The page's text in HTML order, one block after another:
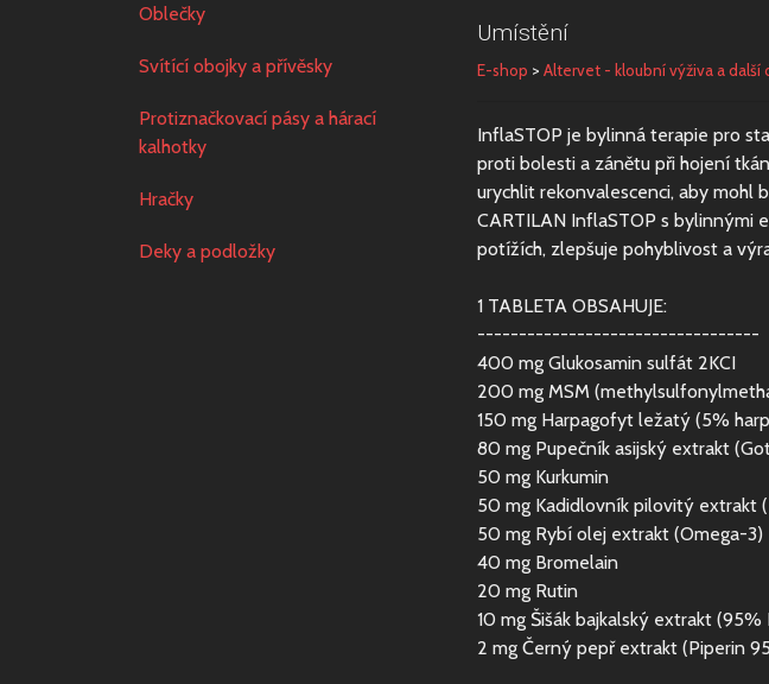
Oblečky
Svítící obojky a přívěsky
Protiznačkovací pásy a hárací
kalhotky
Hračky
Deky a podložky
Umístění
E-shop > Altervet - kloubní výživa a další
InflaSTOP je bylinná terapie pro
proti bolesti a zánětu při hojení
urychlit rekonvalescenci, aby mohl
CARTILAN InflaSTOP s bylinnými
potížích, zlepšuje pohyblivost a
1 TABLETA OBSAHUJE:
----------------------------------
400 mg Glukosamin sulfát 2KCI
200 mg MSM
150 mg Harpagofyt ležatý (5%
80 mg Pupečník asijský extrakt
50 mg Kurkumin
50 mg Kadidlovník pilovitý extrakt
50 mg Rybí olej extrakt (Omega-3)
40 mg Bromelain
20 mg Rutin
10 mg Šišák bajkalský extrakt (95%
2 mg Černý pepř extrakt (Piperin